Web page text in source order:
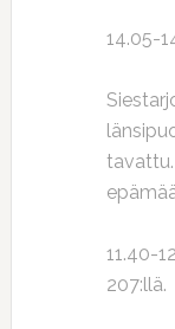
14.05-
11.40-
207:llä.